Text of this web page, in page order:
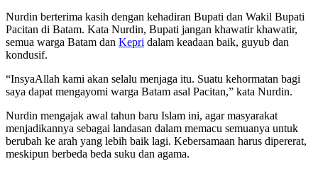
Nurdin berterima kasih dengan kehadiran Bupati dan Wakil Bupati
Pacitan di Batam. Kata Nurdin, Bupati jangan khawatir khawatir,
semua warga Batam dan Kepri dalam keadaan baik, guyub dan
kondusif.
“InsyaAllah kami akan selalu menjaga itu. Suatu kehormatan bagi
saya dapat mengayomi warga Batam asal Pacitan,” kata Nurdin.
Nurdin mengajak awal tahun baru Islam ini, agar masyarakat
menjadikannya sebagai landasan dalam memacu semuanya untuk
berubah ke arah yang lebih baik lagi. Kebersamaan harus dipererat,
meskipun berbeda beda suku dan agama.